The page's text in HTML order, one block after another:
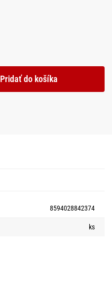
Pridať do košíka
8594028842374
ks